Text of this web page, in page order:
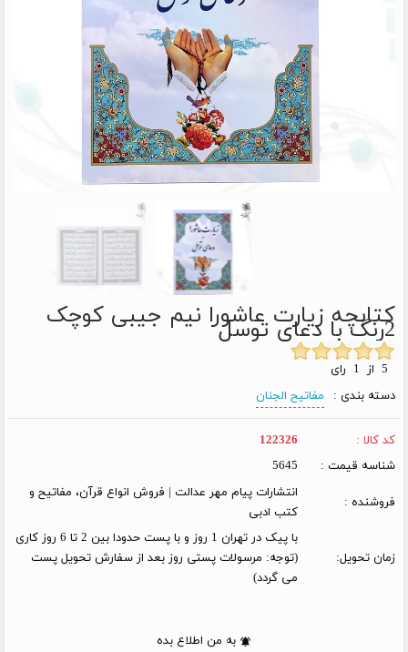
کتابچه زیارت عاشورا نیم جیبی کوچک
2رنگ با دعای توسل
دسته بندی :
مفاتیح الجنان
کد کالا :
122326
شناسه قیمت :
5645
فروشنده :
انتشارات پیام مهر عدالت | فروش انواع قرآن، مفاتیح و
کتب ادبی
زمان تحویل:
با پیک در تهران 1 روز و با پست حدودا بین 2 تا 6 روز کاری
(توجه: مرسولات پستی روز بعد از سفارش تحویل پست
می گردد)
به من اطلاع بده